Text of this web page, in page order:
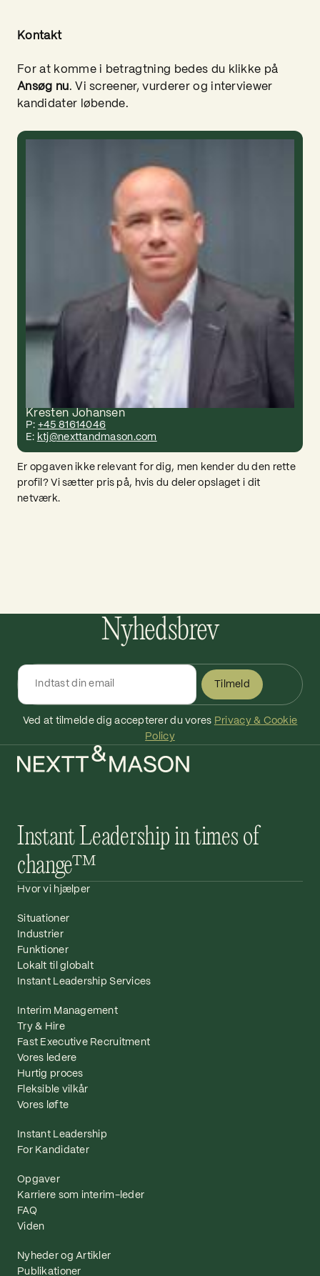
Kontakt
For at komme i betragtning bedes du klikke på
Ansøg nu. Vi screener, vurderer og interviewer
kandidater løbende.
Kresten Johansen
P: +45 81614046
E: ktj@nexttandmason.com
Er opgaven ikke relevant for dig, men kender du den rette
profil? Vi sætter pris på, hvis du deler opslaget i dit
netværk.
Nyhedsbrev
Tilmeld
Ved at tilmelde dig accepterer du vores Privacy & Cookie
Policy
Instant Leadership in times of
change™
Hvor vi hjælper
Situationer
Industrier
Funktioner
Lokalt til globalt
Instant Leadership Services
Interim Management
Try & Hire
Fast Executive Recruitment
Vores ledere
Hurtig proces
Fleksible vilkår
Vores løfte
Instant Leadership
For Kandidater
Opgaver
Karriere som interim-leder
FAQ
Viden
Nyheder og Artikler
Publikationer